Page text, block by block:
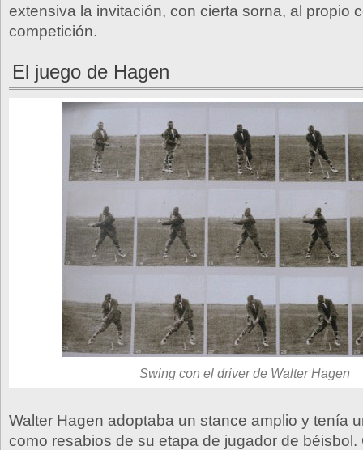
extensiva la invitación, con cierta sorna, al propio
competición.
El juego de Hagen
Swing con el driver de Walter Hagen
Walter Hagen adoptaba un stance amplio y tenía
como resabios de su etapa de jugador de béisbol.